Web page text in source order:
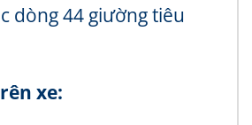
dòng 44 giường tiêu
xe: